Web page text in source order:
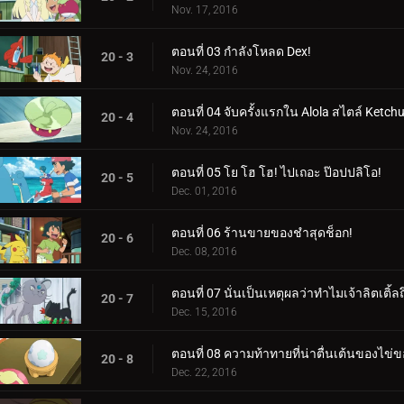
Nov. 17, 2016
20 - 3 ตอนที่ 03 กำลังโหลด Dex!
Nov. 24, 2016
20 - 4 ตอนที่ 04 จับครั้งแรกใน Alola สไตล์
Nov. 24, 2016
20 - 5 ตอนที่ 05 โย โฮ โฮ! ไปเถอะ ป๊อปปลิโอ!
Dec. 01, 2016
20 - 6 ตอนที่ 06 ร้านขายของชำสุดช็อก!
Dec. 08, 2016
20 - 7 ตอนที่ 07 นั่นเป็นเหตุผลว่าทำไมเจ้าลิตเติ้ล
Dec. 15, 2016
20 - 8 ตอนที่ 08 ความท้าทายที่น่าตื่นเต้นของไข่ข
Dec. 22, 2016